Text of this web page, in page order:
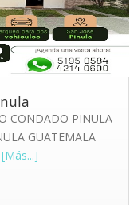
CONDADO PINULA
GUATEMALA
[Más...]